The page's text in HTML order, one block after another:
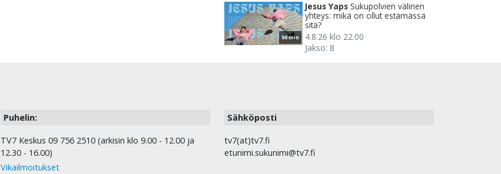
50 min
Jesus Yaps Sukupolvien välinen
yhteys: mikä on ollut estämässä
sitä?
4.8.26 klo 22.00
Jakso: 8
Puhelin:
TV7 Keskus 09 756 2510 (arkisin klo 9.00 - 12.00 ja
12.30 - 16.00)
Vikailmoitukset
Sähköposti
tv7(at)tv7.fi
etunimi.sukunimi@tv7.fi